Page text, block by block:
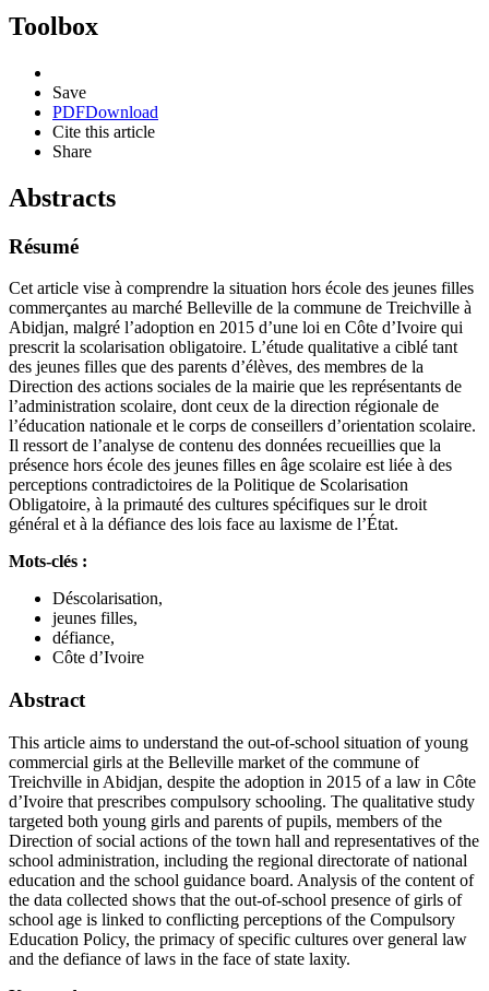
Toolbox
Save
PDFDownload
Cite this article
Share
Abstracts
Résumé
Cet article vise à comprendre la situation hors école des jeunes filles
commerçantes au marché Belleville de la commune de Treichville à
Abidjan, malgré l’adoption en 2015 d’une loi en Côte d’Ivoire qui
prescrit la scolarisation obligatoire. L’étude qualitative a ciblé tant
des jeunes filles que des parents d’élèves, des membres de la
Direction des actions sociales de la mairie que les représentants de
l’administration scolaire, dont ceux de la direction régionale de
l’éducation nationale et le corps de conseillers d’orientation scolaire.
Il ressort de l’analyse de contenu des données recueillies que la
présence hors école des jeunes filles en âge scolaire est liée à des
perceptions contradictoires de la Politique de Scolarisation
Obligatoire, à la primauté des cultures spécifiques sur le droit
général et à la défiance des lois face au laxisme de l’État.
Mots-clés :
Déscolarisation,
jeunes filles,
défiance,
Côte d’Ivoire
Abstract
This article aims to understand the out-of-school situation of young
commercial girls at the Belleville market of the commune of
Treichville in Abidjan, despite the adoption in 2015 of a law in Côte
d’Ivoire that prescribes compulsory schooling. The qualitative study
targeted both young girls and parents of pupils, members of the
Direction of social actions of the town hall and representatives of the
school administration, including the regional directorate of national
education and the school guidance board. Analysis of the content of
the data collected shows that the out-of-school presence of girls of
school age is linked to conflicting perceptions of the Compulsory
Education Policy, the primacy of specific cultures over general law
and the defiance of laws in the face of state laxity.